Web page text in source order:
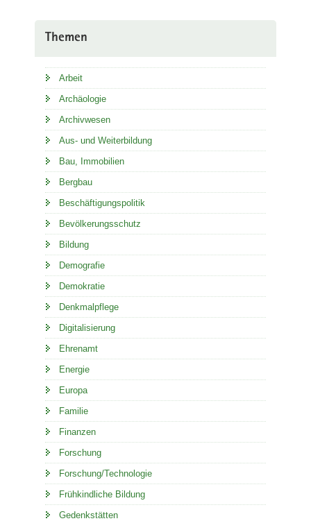
Themen
Arbeit
Archäologie
Archivwesen
Aus- und Weiterbildung
Bau, Immobilien
Bergbau
Beschäftigungspolitik
Bevölkerungsschutz
Bildung
Demografie
Demokratie
Denkmalpflege
Digitalisierung
Ehrenamt
Energie
Europa
Familie
Finanzen
Forschung
Forschung/Technologie
Frühkindliche Bildung
Gedenkstätten